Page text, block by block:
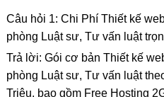
Câu hỏi 1: Chi Phí Thiết kế
phòng Luật sư, Tư vấn luật
Trả lời: Gói cơ bản Thiết kế
phòng Luật sư, Tư vấn luật
Triệu, bao gồm Free Hosting